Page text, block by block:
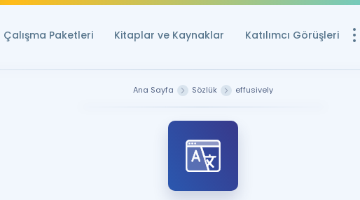
Çalışma Paketleri Kitaplar ve Kaynaklar Katılımcı Görüşleri
Ana Sayfa Sözlük effusively